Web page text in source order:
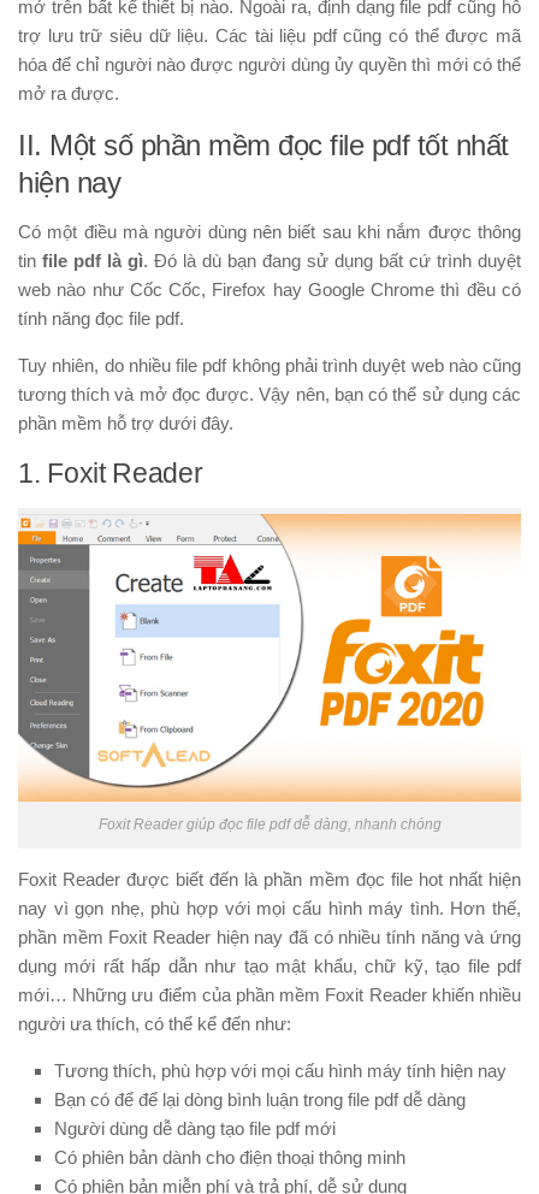
mở trên bất kể thiết bị nào. Ngoài ra, định dạng file pdf cũng hỗ
trợ lưu trữ siêu dữ liệu. Các tài liệu pdf cũng có thể được mã
hóa để chỉ người nào được người dùng ủy quyền thì mới có thể
mở ra được.
II. Một số phần mềm đọc file pdf tốt nhất
hiện nay
Có một điều mà người dùng nên biết sau khi nắm được thông
tin file pdf là gì. Đó là dù bạn đang sử dụng bất cứ trình duyệt
web nào như Cốc Cốc, Firefox hay Google Chrome thì đều có
tính năng đọc file pdf.
Tuy nhiên, do nhiều file pdf không phải trình duyệt web nào cũng
tương thích và mở đọc được. Vậy nên, bạn có thể sử dụng các
phần mềm hỗ trợ dưới đây.
1. Foxit Reader
Foxit Reader giúp đọc file pdf dễ dàng, nhanh chóng
Foxit Reader được biết đến là phần mềm đọc file hot nhất hiện
nay vì gọn nhẹ, phù hợp với mọi cấu hình máy tình. Hơn thế,
phần mềm Foxit Reader hiện nay đã có nhiều tính năng và ứng
dụng mới rất hấp dẫn như tạo mật khẩu, chữ kỹ, tạo file pdf
mới… Những ưu điểm của phần mềm Foxit Reader khiến nhiều
người ưa thích, có thể kể đến như:
Tương thích, phù hợp với mọi cấu hình máy tính hiện nay
Bạn có để để lại dòng bình luận trong file pdf dễ dàng
Người dùng dễ dàng tạo file pdf mới
Có phiên bản dành cho điện thoại thông minh
Có phiên bản miễn phí và trả phí, dễ sử dụng